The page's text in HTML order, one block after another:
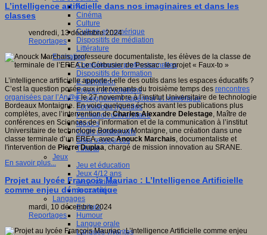
Art
Cinéma
Culture
Culture et numérique
Dispositifs de médiation
Littérature
Formation
Compétences professionnelles
Dispositifs de formation
E- formation
Enjeux et évolutions
Enseignement supérieur et numérique
Formations hybrides
Formation universitaire
Mooc’s
Outils collaboratifs
Sites ressources
Tutorat
Jeux
Jeu et éducation
Jeux 4/12 ans
Jeux sérieux
Jeux vidéo
Langages
Ecriture
Humour
Langue orale
Langues vivantes
L’intelligence artificielle dans nos imaginaires et dans les
classes
vendredi, 13 décembre 2024
Reportages
L’intelligence artificielle apporte-t-elle des outils dans les espaces éducatifs ?
C’est la question posée aux intervenants du troisième temps des rencontres
organisées par l’An@éle 27 novembre à l’institut Universitaire de technologie
Bordeaux Montaigne. En voici quelques échos avant les publications plus
complètes, avec l’intervention deCharles Alexandre Delestage, Maître de
conférences en Sciences de l’information et de la communication à l’institut
Universitaire de technologie Bordeaux Montaigne, une création dans une
classe terminale d’un EREA, avecAnouck Marchais, documentaliste et
l'intervention de Pierre Duplaa, chargé de mission innovation au SRANE.
En savoir plus...
Projet au lycée François Mauriac : L’Intelligence Artificielle
comme enjeu démocratique
mardi, 10 décembre 2024
Reportages